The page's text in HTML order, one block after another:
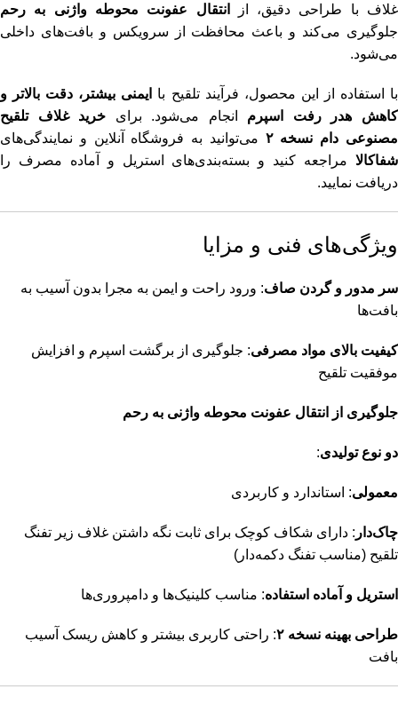
غلاف با طراحی دقیق، از
انتقال عفونت محوطه واژنی به رحم
جلوگیری می‌کند و باعث محافظت از سرویکس و بافت‌های داخلی
می‌شود.
با استفاده از این محصول، فرآیند تلقیح با
ایمنی بیشتر، دقت بالاتر و
کاهش هدر رفت اسپرم انجام می‌شود. برای خرید غلاف تلقیح
مصنوعی دام نسخه ۲
می‌توانید به فروشگاه آنلاین و نمایندگی‌های
شفاکالا مراجعه کنید و بسته‌بندی‌های استریل و آماده مصرف را
دریافت نمایید.
ویژگی‌های فنی و مزایا
سر مدور و گردن صاف: ورود راحت و ایمن به مجرا بدون آسیب به
بافت‌ها
کیفیت بالای مواد مصرفی: جلوگیری از برگشت اسپرم و افزایش
موفقیت تلقیح
جلوگیری از انتقال عفونت محوطه واژنی به رحم
دو نوع تولیدی:
معمولی: استاندارد و کاربردی
چاک‌دار : دارای شکاف کوچک برای ثابت نگه داشتن غلاف زیر تفنگ
تلقیح (مناسب تفنگ دکمه‌دار)
استریل و آماده استفاده: مناسب کلینیک‌ها و دامپروری‌ها
طراحی بهینه نسخه ۲
: راحتی کاربری بیشتر و کاهش ریسک آسیب
بافت